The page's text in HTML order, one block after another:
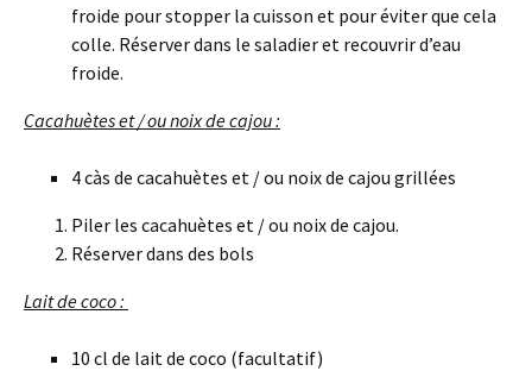
froide pour stopper la cuisson et pour éviter que cela
colle. Réserver dans le saladier et recouvrir d’eau
froide.
Cacahuètes et / ou noix de cajou :
4 càs de cacahuètes et / ou noix de cajou grillées
Piler les cacahuètes et / ou noix de cajou.
Réserver dans des bols
Lait de coco :
10 cl de lait de coco (facultatif)